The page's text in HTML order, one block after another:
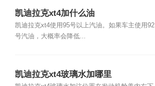
凯迪拉克xt4加什么油
凯迪拉克xt4使用95号以上汽油。如果车主使用92
号汽油，大概率会降低...
凯迪拉克xt4玻璃水加哪里